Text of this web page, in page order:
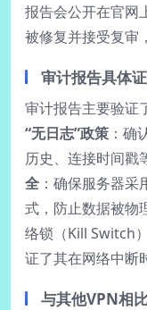
报告会公开在官网
被修复并接受复审
审计报告具体
审计报告主要验证
“无日志”政策 ：确
历史、连接时间戳
全 ：确保服务器
式，防止数据被物
络锁（Kill Switch
证了其在网络中断
与其他VPN相